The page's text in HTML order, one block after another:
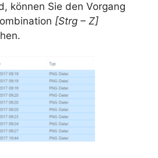
können Sie den Vorgang
[Strg – Z]